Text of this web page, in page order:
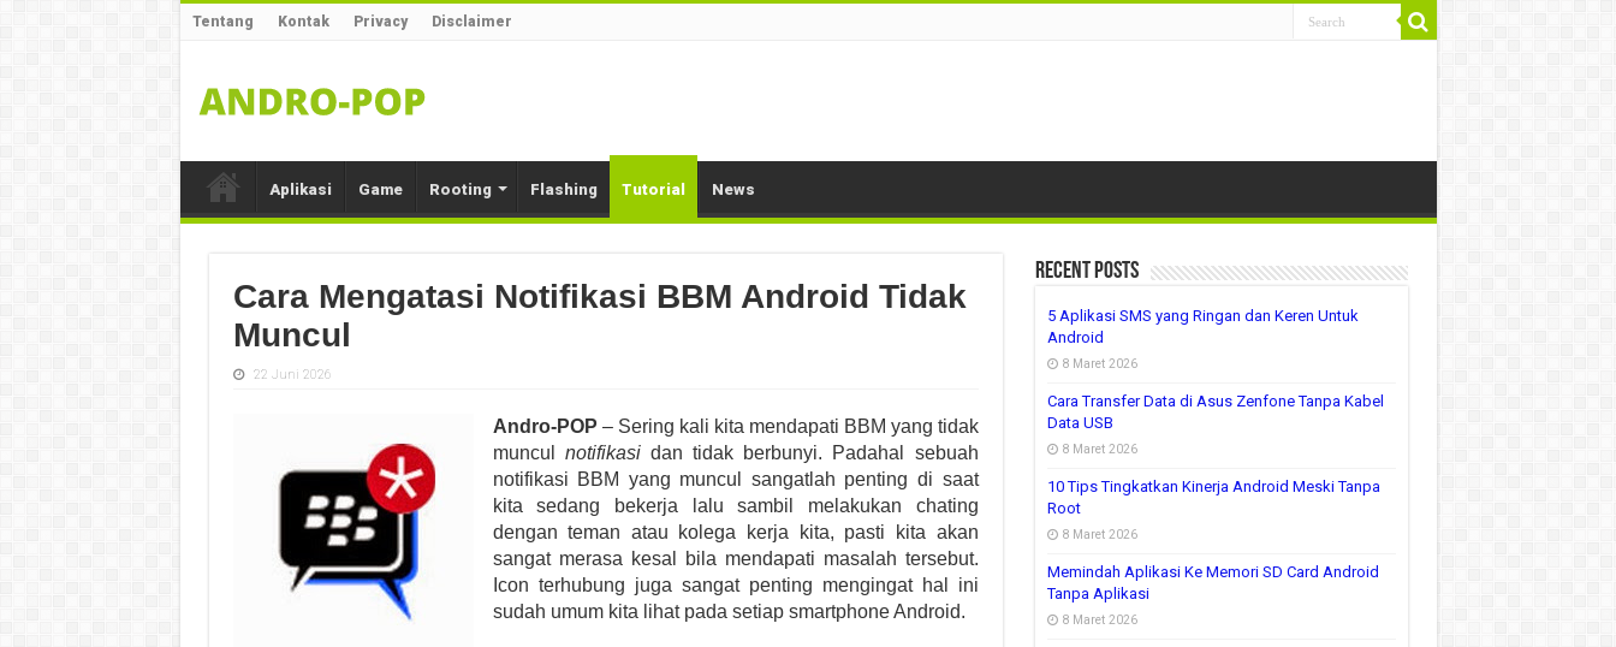
Tentang Kontak Privacy Disclaimer
Aplikasi Game Rooting Flashing Tutorial News
Cara Mengatasi Notifikasi BBM Android Tidak
Muncul
22 Juni 2026
Andro-POP – Sering kali kita mendapati BBM yang tidak
muncul notifikasidan tidak berbunyi. Padahal sebuah
notifikasi BBM yang muncul sangatlah penting di saat
kita sedang bekerja lalu sambil melakukan chating
dengan teman atau kolega kerja kita, pasti kita akan
sangat merasa kesal bila mendapati masalah tersebut.
Icon terhubung juga sangat penting mengingat hal ini
sudah umum kita lihat pada setiap smartphone Android.
Recent Posts
5 Aplikasi SMS yang Ringan dan Keren Untuk
Android
8 Maret 2026
Cara Transfer Data di Asus Zenfone Tanpa Kabel
Data USB
8 Maret 2026
10 Tips Tingkatkan Kinerja Android Meski Tanpa
Root
8 Maret 2026
Memindah Aplikasi Ke Memori SD Card Android
Tanpa Aplikasi
8 Maret 2026